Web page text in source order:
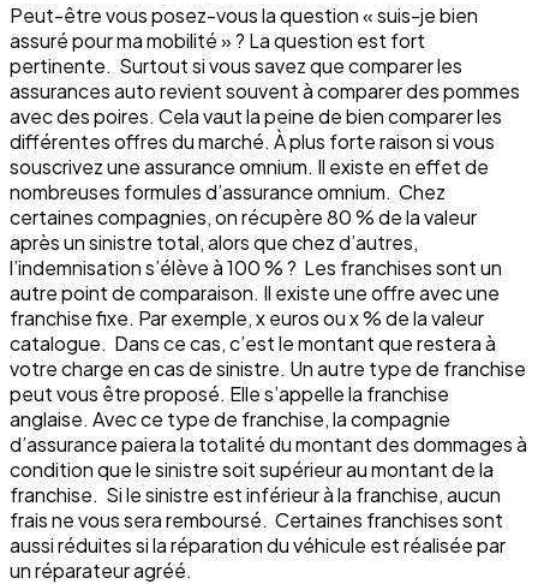
Peut-être vous posez-vous la question « suis-je bien
assuré pour ma mobilité » ? La question est fort
pertinente. Surtout si vous savez que comparer les
assurances auto revient souvent à comparer des pommes
avec des poires. Cela vaut la peine de bien comparer les
différentes offres du marché. À plus forte raison si vous
souscrivez une assurance omnium. Il existe en effet de
nombreuses formules d’assurance omnium. Chez
certaines compagnies, on récupère 80 % de la valeur
après un sinistre total, alors que chez d’autres,
l’indemnisation s’élève à 100 % ? Les franchises sont un
autre point de comparaison. Il existe une offre avec une
franchise fixe. Par exemple, x euros ou x % de la valeur
catalogue. Dans ce cas, c’est le montant que restera à
votre charge en cas de sinistre. Un autre type de franchise
peut vous être proposé. Elle s’appelle la franchise
anglaise. Avec ce type de franchise, la compagnie
d’assurance paiera la totalité du montant des dommages à
condition que le sinistre soit supérieur au montant de la
franchise. Si le sinistre est inférieur à la franchise, aucun
frais ne vous sera remboursé. Certaines franchises sont
aussi réduites si la réparation du véhicule est réalisée par
un réparateur agréé.